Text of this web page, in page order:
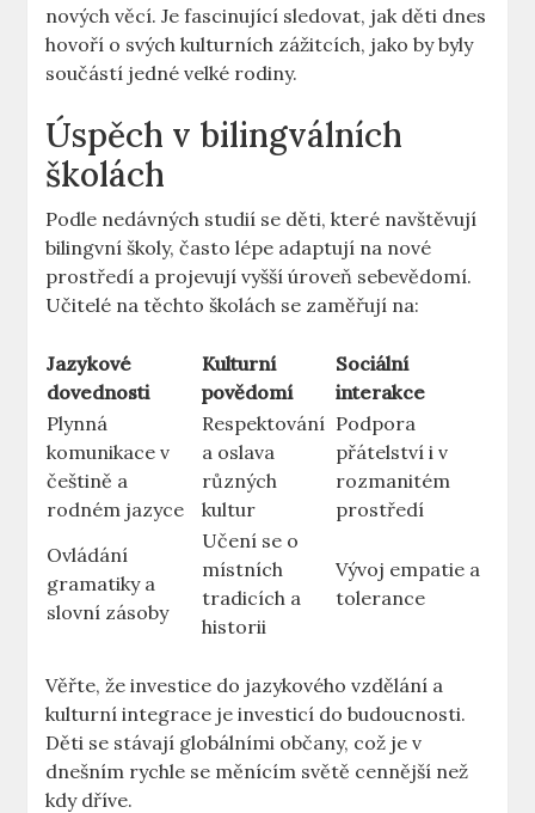
nových věcí. Je fascinující sledovat, jak děti dnes
hovoří o svých kulturních zážitcích, jako by byly
součástí jedné velké rodiny.
Úspěch v bilingválních
školách
Podle nedávných studií se děti, které navštěvují
bilingvní školy, často lépe adaptují na nové
prostředí a projevují vyšší úroveň sebevědomí.
Učitelé na těchto školách se zaměřují na:
Jazykové
dovednosti
Kulturní
povědomí
Sociální
interakce
Plynná
komunikace v
češtině a
rodném jazyce
Respektování
a oslava
různých
kultur
Podpora
přátelství i v
rozmanitém
prostředí
Ovládání
gramatiky a
slovní zásoby
Učení se o
místních
tradicích a
historii
Vývoj empatie a
tolerance
Věřte, že investice do jazykového vzdělání a
kulturní integrace je investicí do budoucnosti.
Děti se stávají globálními občany, což je v
dnešním rychle se měnícím světě cennější než
kdy dříve.